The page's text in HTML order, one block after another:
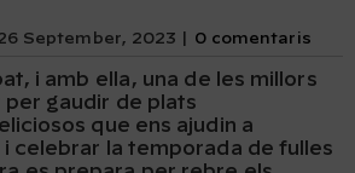
September, 2023 0 comentaris
i amb ella, una de les millors
per gaudir de plats
que ens ajudin a
celebrar la temporada de fulles